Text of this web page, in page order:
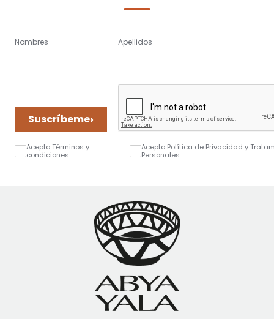
Nombres Apellidos
Suscríbeme›
Acepto Términos y
condiciones
Acepto Política de Privacidad y
Personales